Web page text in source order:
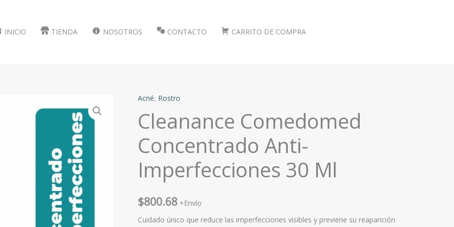
INICIO TIENDA NOSOTROS CONTACTO CARRITO DE COMPRA
Acné, Rostro
Cleanance Comedomed
Concentrado Anti-
Imperfecciones 30 Ml
$800.68 +Envío
Cuidado único que reduce las imperfecciones visibles y previene su reaparición